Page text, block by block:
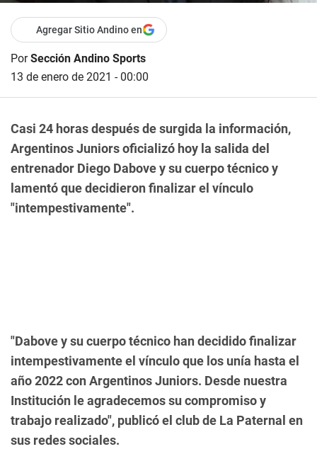
Agregar Sitio Andino en
PorSección Andino Sports
13 de enero de 2021 - 00:00
Casi 24 horas después de surgida la información,
Argentinos Juniors oficializó hoy la salida del
entrenador Diego Dabove y su cuerpo técnico y
lamentó que decidieron finalizar el vínculo
"intempestivamente".
"Dabove y su cuerpo técnico han decidido finalizar
intempestivamente el vínculo que los unía hasta el
año 2022 con Argentinos Juniors. Desde nuestra
Institución le agradecemos su compromiso y
trabajo realizado", publicó el club de La Paternal en
sus redes sociales.